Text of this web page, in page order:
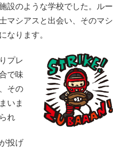
設のような学校でした。ルー
マシアスと出会い、そのマシ
なります。
プレ
で味
その
いま
れ
投げ